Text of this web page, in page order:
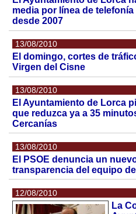
media por línea de
desde 2007
13/08/2010
El domingo, cortes de
Virgen del Cisne
13/08/2010
El Ayuntamiento de Lorca
que reduzca ya a 35
Cercanías
13/08/2010
El PSOE denuncia un
transparencia del equipo
12/08/2010
La